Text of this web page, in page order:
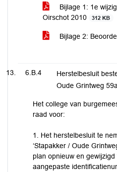
Bijlage 1: 1e
Oirschot 2010
312 KB
Bijlage 2:
6.B.4
Herstelbesluit
Oude Grintweg
Het college van
raad voor:
1. Het herstelbesluit te
‘Stapakker / Oude
plan opnieuw en
aangepaste